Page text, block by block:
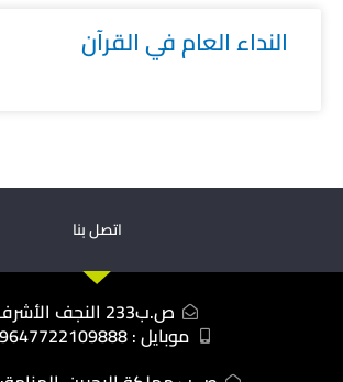
النداء العام في القرآن
اتصل بنا
ص.ب233 النجف الأشرف
موبايل : 009647722109888